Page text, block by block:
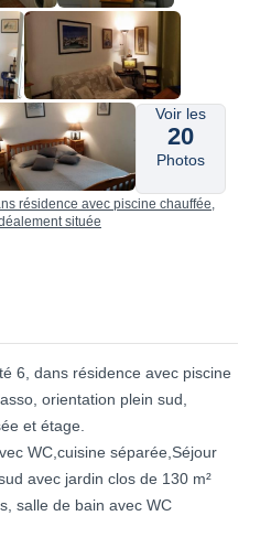
Voir les
20
Photos
résidence avec piscine chauffée,
située
6, dans résidence avec piscine
orientation plein sud,
et étage.
WC,cuisine séparée,Séjour
avec jardin clos de 130 m²
salle de bain avec WC